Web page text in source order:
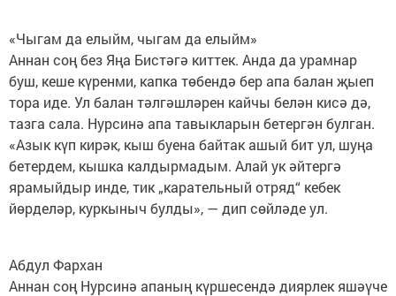
«Чыгам да елыйм, чыгам да елыйм»
Аннан соң без Яңа Бистәгә киттек. Анда да урамнар
буш, кеше күренми, капка төбендә бер апа балан җыеп
тора иде. Ул балан тәлгәшләрен кайчы белән кисә дә,
тазга сала. Нурсинә апа тавыкларын бетергән булган.
«Азык күп кирәк, кыш буена байтак ашый бит ул, шуңа
бетердем, кышка калдырмадым. Алай ук әйтергә
ярамыйдыр инде, тик „карательный отряд“ кебек
йөрделәр, куркыныч булды», — дип сөйләде ул.
Абдул Фархан
Аннан соң Нурсинә апаның күршесендә диярлек яшәүче